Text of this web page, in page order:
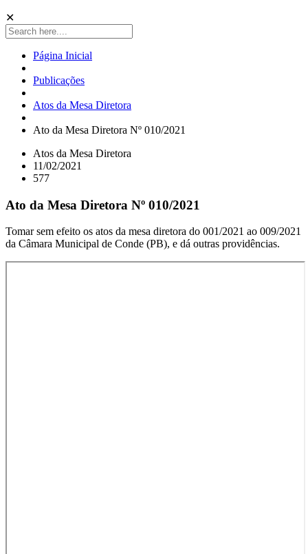
✕
Página Inicial
Publicações
Atos da Mesa Diretora
Ato da Mesa Diretora Nº 010/2021
Atos da Mesa Diretora
11/02/2021
577
Ato da Mesa Diretora Nº 010/2021
Tomar sem efeito os atos da mesa diretora do 001/2021 ao 009/2021
da Câmara Municipal de Conde (PB), e dá outras providências.